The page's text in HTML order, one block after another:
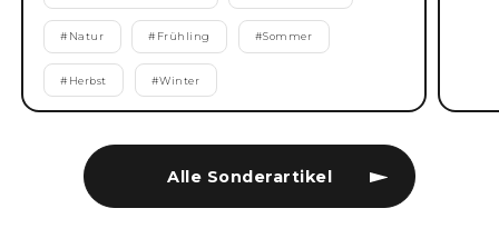
Alle Sonderartikel
# Natur # Frühling #Sommer
# Herbst #Winter